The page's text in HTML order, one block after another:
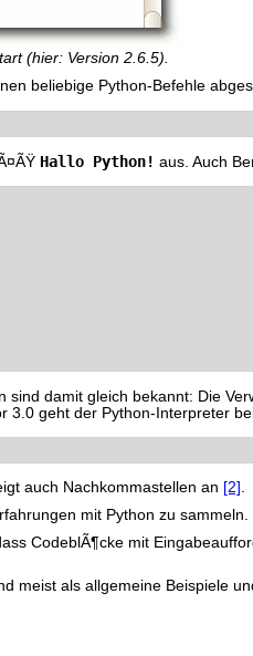
(hier: Version 2.6.5).
beliebige Python-Befehle
Hallo Python! aus. Auch
sind damit gleich bekannt: Die
3.0 geht der Python-Interpreter
auch Nachkommastellen an [2] .
mit Python zu
CodeblÃ¶cke mit
meist als allgemeine Beispiele